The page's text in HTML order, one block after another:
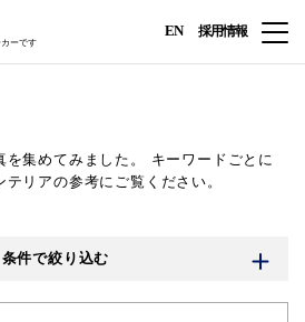
ーです
EN 採用情報
集めてみました。
キーワードごとに
リアの参考にご覧ください。
条件で絞り込む